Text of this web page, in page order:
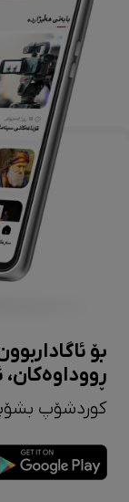
بۆ
کوردشۆپ